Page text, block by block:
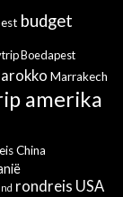
budget
Boedapest
Marrakech
amerika
China
rondreis USA